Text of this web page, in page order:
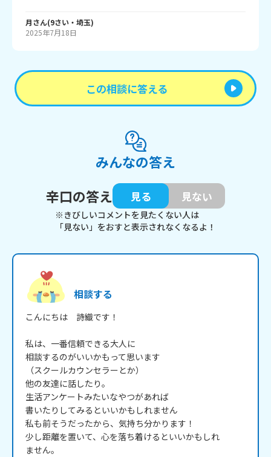
月さん(9さい・ 埼玉)
2025年7月18日
この相談に答える
みんなの答え
辛口の答え
見る 見ない
※きびしいコメントを見たくない人は
「見ない」をおすと表示されなくなるよ！
相談する
こんにちは　詩織です！
私は、一番信頼できる大人に
相談するのがいいかもって思います
（スクールカウンセラーとか）
他の友達に話したり。
生活アンケートみたいなやつがあれば
書いたりしてみるといいかもしれません
私も前そうだったから、気持ち分かります！
少し距離を置いて、心を落ち着けるといいかもしれ
ません。